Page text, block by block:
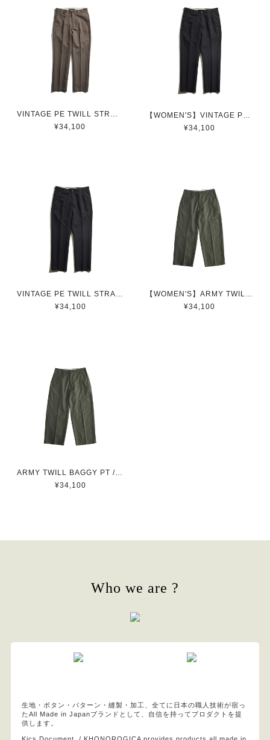
VINTAGE PE TWILL STRAIGHT PT / ヴィンテージPEストレートパンツ(BEIGE)
¥34,100
【WOMEN'S】VINTAGE PE TWILL STRAIGHT PT / ヴィンテージPEストレートパンツ(NAVY)
¥34,100
¥34,100
¥34,100
ARMY TWILL BAGGY PT / ARMYツイルバギーパンツ(KHAKI)
¥34,100
Who we are ?
生地・ボタン・パターン・縫製・加工、全てに日本の職人技術が宿っ
たAll Made in Japanブランドとして、自信を持ってプロダクトを提
供します。